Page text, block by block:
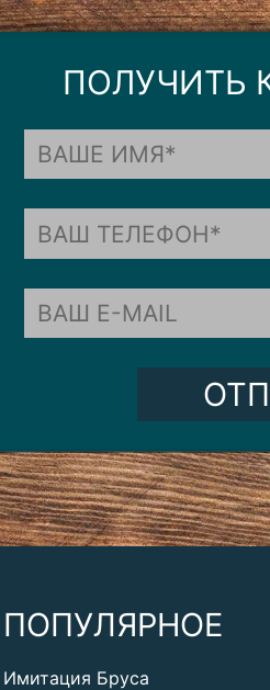
ПОЛУЧИТЬ
ПОПУЛЯРНОЕ
Имитация Бруса